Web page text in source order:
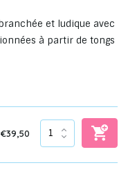
et ludique avec
à partir de tongs
€39,50